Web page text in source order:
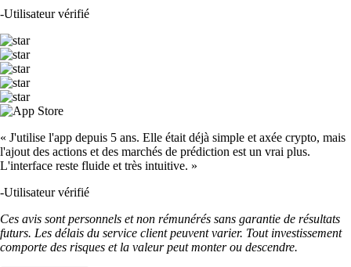
-Utilisateur vérifié
« J'utilise l'app depuis 5 ans. Elle était déjà simple et axée crypto, mais
l'ajout des actions et des marchés de prédiction est un vrai plus.
L'interface reste fluide et très intuitive. »
-Utilisateur vérifié
Ces avis sont personnels et non rémunérés sans garantie de résultats
futurs. Les délais du service client peuvent varier. Tout investissement
comporte des risques et la valeur peut monter ou descendre.